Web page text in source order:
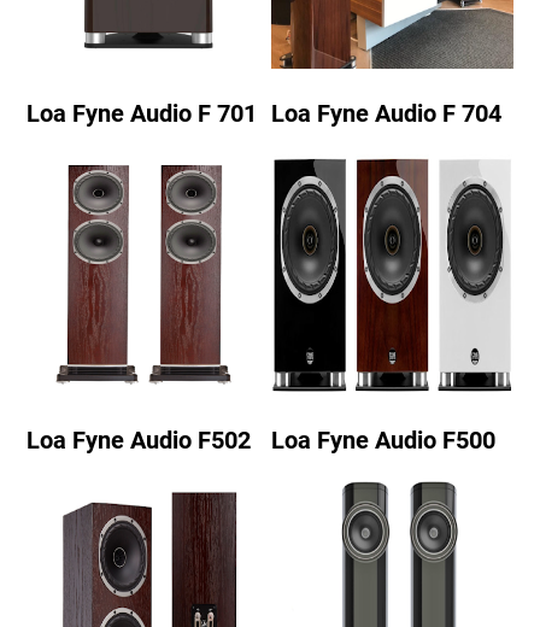
Loa Fyne Audio F 701 Loa Fyne Audio F 704
Loa Fyne Audio F502 Loa Fyne Audio F500